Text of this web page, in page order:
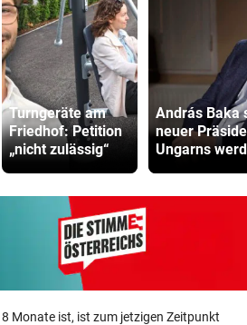
Turngeräte am
Friedhof: Petition
„nicht zulässig“
András Baka
neuer
Ungarns
Monate ist, ist zum jetzigen Zeitpunkt